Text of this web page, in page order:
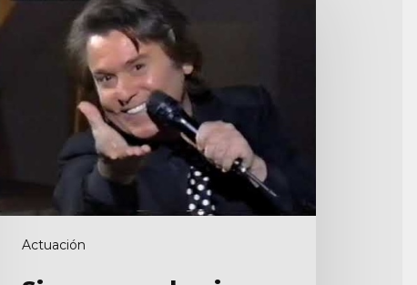
Actuación
domingo